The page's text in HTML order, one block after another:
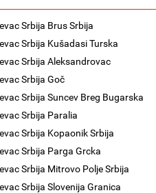
Srbija Brus Srbija
Srbija Kušadasi Turska
Srbija Aleksandrovac
Srbija Goč
Srbija Suncev Breg Bugarska
Srbija Paralia
Srbija Kopaonik Srbija
Srbija Parga Grcka
Srbija Mitrovo Polje Srbija
Srbija Slovenija Granica